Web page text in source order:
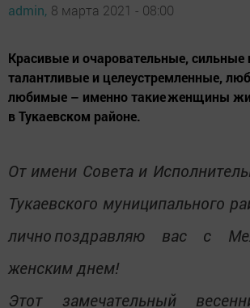
admin, 8 марта 2021 - 08:00
Красивые и очаровательные, сильные
талантливые и целеустремленные,
любимые – именно такие женщины
в Тукаевском районе.
От имени Совета и
Тукаевского муниципального
лично поздравляю вас с
женским днем!
Этот замечательный